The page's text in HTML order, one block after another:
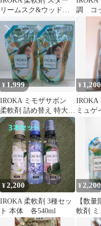
リームスク&ウッド
540ml×3本
調 コ
柔軟
¥ 1,999
IROKA ミモザサボン
柔軟剤 詰め替え 特大サ
イズ 2個セット 数量限
定
¥ 1,200
IROKA
ミュゲ
¥2,200
IROKA 柔軟剤 3種セッ
ト 本体 各540ml
¥ 2,200
【数
軟剤 ミ
詰替